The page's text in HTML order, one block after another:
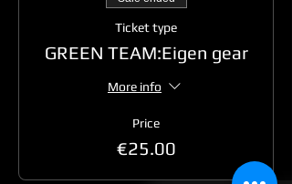
Ticket type
GREEN TEAM:Eigen gear
More info
Price
€25.00